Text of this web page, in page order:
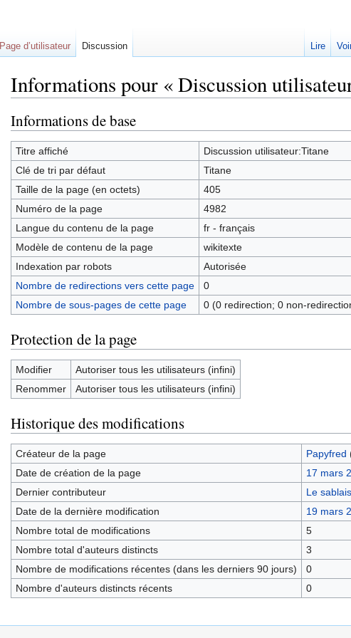
Informations pour « Discussion
Informations de base
Titre affiché
Discussion utilisateur:Titane
Clé de tri par défaut
Titane
Taille de la page (en octets)
405
Numéro de la page
4982
Langue du contenu de la page
fr - français
Modèle de contenu de la page
wikitexte
Indexation par robots
Autorisée
Nombre de redirections vers cette page
0
Nombre de sous-pages de cette page
0 (0 redirection; 0 non-
Protection de la page
Modifier
Autoriser tous les utilisateurs (infini)
Renommer
Autoriser tous les utilisateurs (infini)
Historique des modifications
Créateur de la page Papyfred
Date de création de la page
17 mars
Dernier contributeur
Le sablais
Date de la dernière modification
19 mars
Nombre total de modifications
5
Nombre total d'auteurs distincts
3
Nombre de modifications récentes (dans les derniers 90 jours)
0
Nombre d'auteurs distincts récents
0
Page d’utilisateur Discussion Lire